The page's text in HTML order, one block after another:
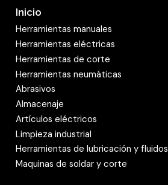
Inicio
Herramientas manuales
Herramientas eléctricas
Herramientas de corte
Herramientas neumáticas
Abrasivos
Almacenaje
Artículos eléctricos
Limpieza industrial
Herramientas de lubricación y fluidos
Maquinas de soldar y corte